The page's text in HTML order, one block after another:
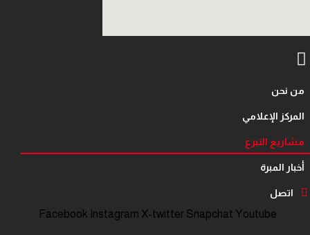
من نحن
المركز الإعلامي
مشاريع التبرع
أخبار المبرة
اتصل
Facebook Instagram X-twitter Snapchat Youtube